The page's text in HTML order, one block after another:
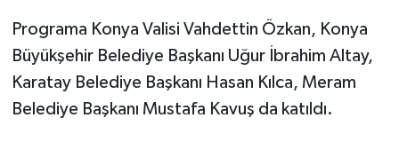
Programa Konya Valisi Vahdettin Özkan, Konya
Büyükşehir Belediye Başkanı Uğur İbrahim Altay,
Karatay Belediye Başkanı Hasan Kılca, Meram
Belediye Başkanı Mustafa Kavuş da katıldı.
Iğdır Müftülüğü
Isparta Müftülüğü